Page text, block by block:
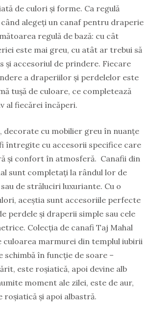
de culori și forme. Ca regulă
alegeți un canaf pentru draperie
regulă de bază: cu cât
este mai greu, cu atât ar trebui să
și accesoriul de prindere. Fiecare
a draperiilor și perdelelor este
tușă de culoare, ce completează
al fiecărei încăperi.
decorate cu mobilier greu în nuanțe
întregite cu accesorii specifice care
și confort în atmosferă. Canafii din
sunt completați la rândul lor de
de străluciri luxuriante. Cu o
aceștia sunt accesoriile perfecte
perdele și draperii simple sau cele
Colecția de canafi Taj Mahal
culoarea marmurei din templul iubirii
schimbă în funcție de soare –
este roșiatică, apoi devine alb
moment ale zilei, este de aur,
roșiatică și apoi albastră.